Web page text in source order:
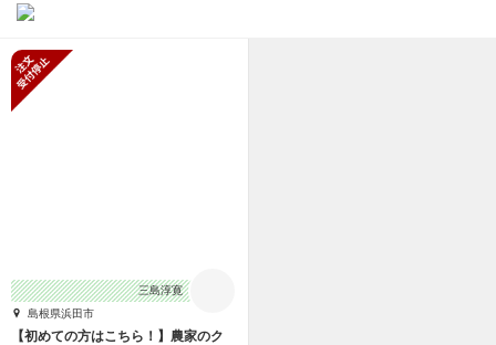
三島淳寛
島根県浜田市
【初めての方はこちら！】農家のク